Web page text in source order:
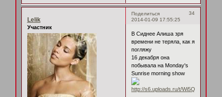
Поделиться
34
2014-01-09 17:55:25
Lelik
Участник
В Сиднее Алиша зря
времени не теряла, как я
погляжу
16 декабря она
побывала на Monday's
Sunrise morning show